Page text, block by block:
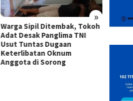
»
Warga Sipil Ditembak, Tokoh
Adat Desak Panglima TNI
Usut Tuntas Dugaan
Keterlibatan Oknum
Anggota di Sorong